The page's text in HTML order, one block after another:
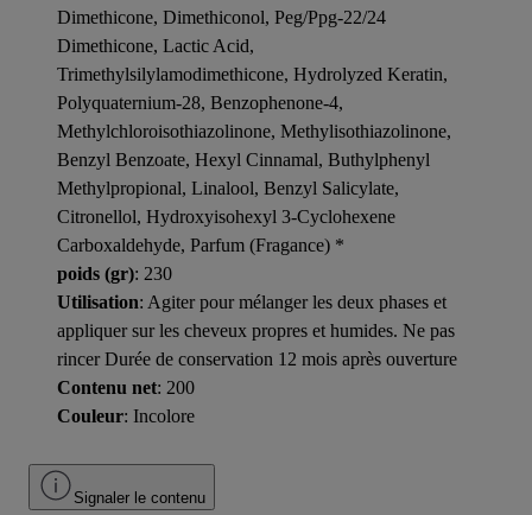
Dimethicone, Dimethiconol, Peg/Ppg-22/24
Dimethicone, Lactic Acid,
Trimethylsilylamodimethicone, Hydrolyzed Keratin,
Polyquaternium-28, Benzophenone-4,
Methylchloroisothiazolinone, Methylisothiazolinone,
Benzyl Benzoate, Hexyl Cinnamal, Buthylphenyl
Methylpropional, Linalool, Benzyl Salicylate,
Citronellol, Hydroxyisohexyl 3-Cyclohexene
Carboxaldehyde, Parfum (Fragance) *
poids (gr): 230
Utilisation: Agiter pour mélanger les deux phases et
appliquer sur les cheveux propres et humides. Ne pas
rincer Durée de conservation 12 mois après ouverture
Contenu net: 200
Couleur: Incolore
Signaler le contenu